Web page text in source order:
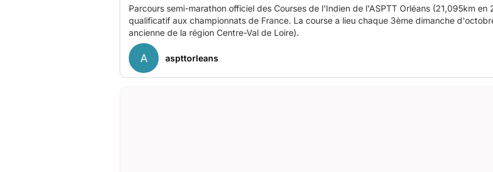
Parcours semi-marathon officiel des Courses de l'Indien de l'ASPTT Orléans (21,095km en
qualificatif aux championnats de France. La course a lieu chaque 3ème dimanche
A aspttorleans